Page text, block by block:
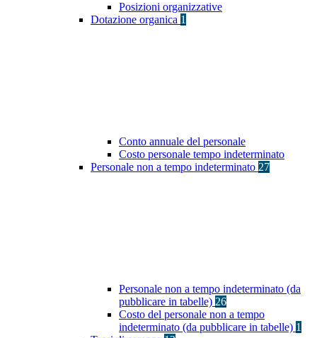
Posizioni organizzative
Dotazione organica 1
Conto annuale del personale
Costo personale tempo indeterminato
Personale non a tempo indeterminato 27
Personale non a tempo indeterminato (da
pubblicare in tabelle) 26
Costo del personale non a tempo
indeterminato (da pubblicare in tabelle) 1